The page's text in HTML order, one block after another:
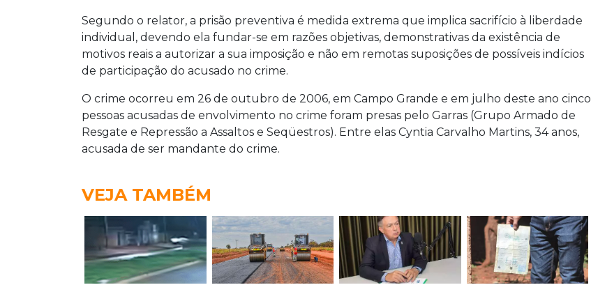
Segundo o relator, a prisão preventiva é medida extrema que implica sacrifício à liberdade
individual, devendo ela fundar-se em razões objetivas, demonstrativas da existência de
motivos reais a autorizar a sua imposição e não em remotas suposições de possíveis indícios
de participação do acusado no crime.
O crime ocorreu em 26 de outubro de 2006, em Campo Grande e em julho deste ano cinco
pessoas acusadas de envolvimento no crime foram presas pelo Garras (Grupo Armado de
Resgate e Repressão a Assaltos e Seqüestros). Entre elas Cyntia Carvalho Martins, 34 anos,
acusada de ser mandante do crime.
VEJA TAMBÉM